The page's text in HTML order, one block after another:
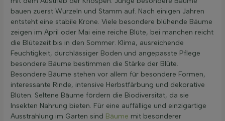
bauen zuerst Wurzeln und Stamm auf. Nach einigen Jahren
entsteht eine stabile Krone. Viele besondere blühende Bäume
zeigen im April oder Mai eine reiche Blüte, bei manchen reicht
die Blütezeit bis in den Sommer. Klima, ausreichende
Feuchtigkeit, durchlässiger Boden und angepasste Pflege
besondere Bäume bestimmen die Stärke der Blüte.
Besondere Bäume stehen vor allem für besondere Formen,
interessante Rinde, intensive Herbstfärbung und dekorative
Blüten. Seltene Bäume fördern die Biodiversität, da sie
Insekten Nahrung bieten. Für eine auffällige und einzigartige
Ausstrahlung im Garten sind Bäume mit besonderer